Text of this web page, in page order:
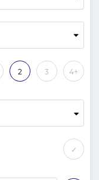
2 3 4+
✓